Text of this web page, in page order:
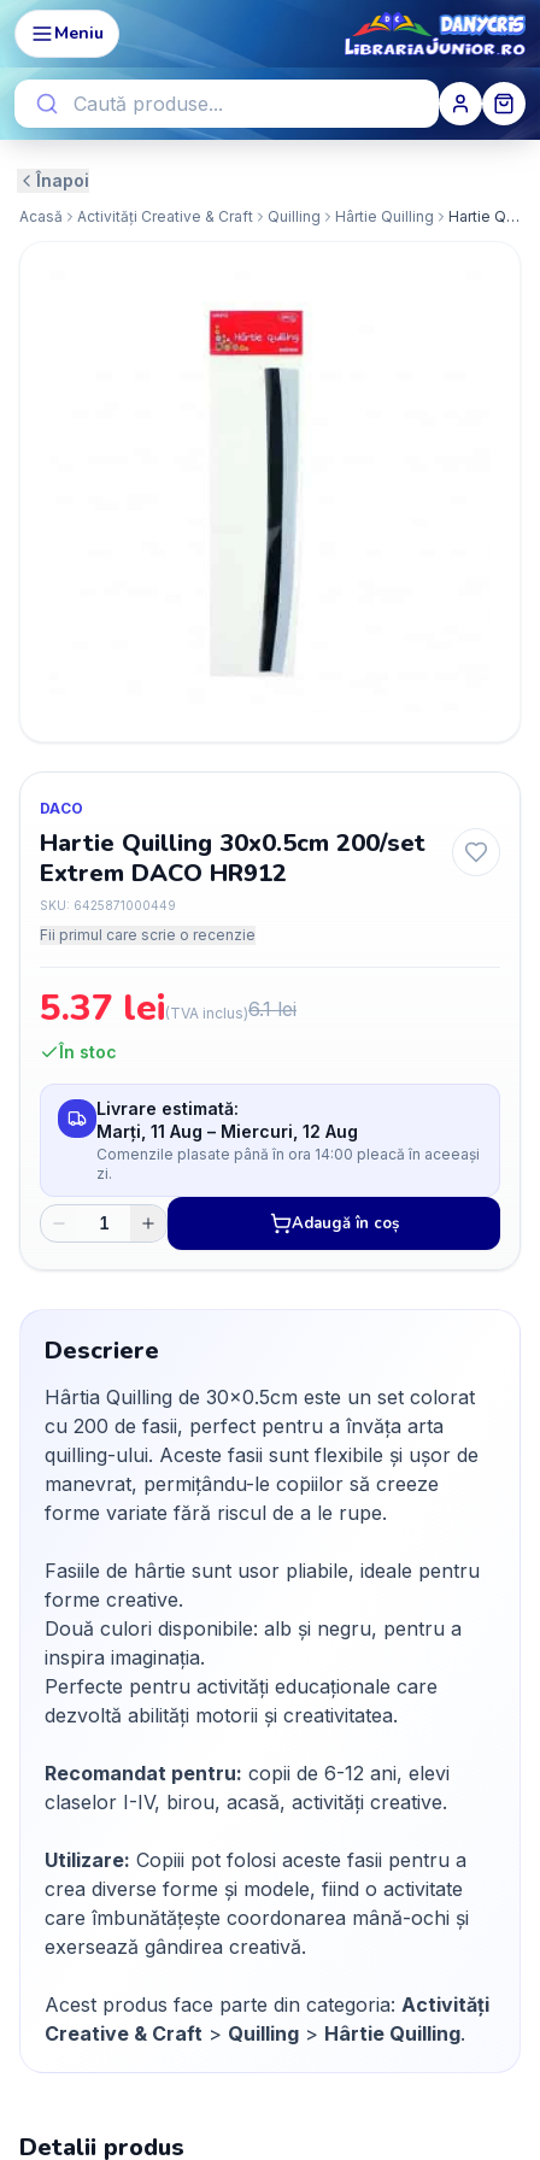
Meniu
Înapoi
Acasă Activități Creative & Craft Quilling Hârtie Quilling Hartie Quilling 30x0.5cm 200/set Extrem DACO HR912
DACO
Hartie Quilling 30x0.5cm 200/set
Extrem DACO HR912
SKU: 6425871000449
Fii primul care scrie o recenzie
5.37 lei(TVA inclus)6.1lei
În stoc
Livrare estimată:
Marți, 11 Aug – Miercuri, 12 Aug
Comenzile plasate până în ora 14:00 pleacă în aceeași
zi.
Adaugă în coș
Descriere
Hârtia Quilling de 30x0.5cm este un set colorat
cu 200 de fasii, perfect pentru a învăța arta
quilling-ului. Aceste fasii sunt flexibile și ușor de
manevrat, permițându-le copiilor să creeze
forme variate fără riscul de a le rupe.
Fasiile de hârtie sunt usor pliabile, ideale pentru
forme creative.
Două culori disponibile: alb și negru, pentru a
inspira imaginația.
Perfecte pentru activități educaționale care
dezvoltă abilități motorii și creativitatea.
Recomandat pentru: copii de 6-12 ani, elevi
claselor I-IV, birou, acasă, activități creative.
Utilizare: Copiii pot folosi aceste fasii pentru a
crea diverse forme și modele, fiind o activitate
care îmbunătățește coordonarea mână-ochi și
exersează gândirea creativă.
Acest produs face parte din categoria: Activități
Creative & Craft > Quilling > Hârtie Quilling.
Detalii produs